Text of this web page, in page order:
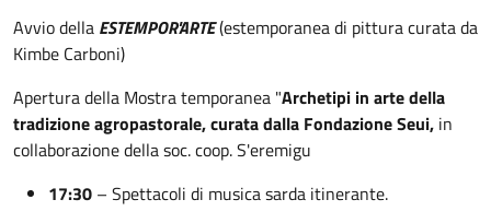
Avvio della ESTEMPOR'ARTE(estemporanea di pittura curata da
Kimbe Carboni)
Apertura della Mostra temporanea "Archetipi in arte della
tradizione agropastorale, curata dalla Fondazione Seui, in
collaborazione della soc. coop. S'eremigu
17:30 – Spettacoli di musica sarda itinerante.